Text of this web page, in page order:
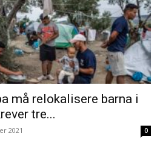
må relokalisere barna i
tre...
2021 0